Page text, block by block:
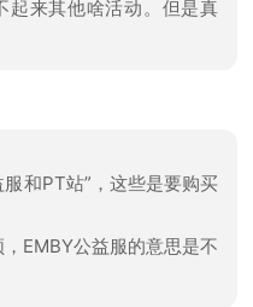
起来其他啥活动。但是真
和PT站”，这些是要购买
EMBY公益服的意思是不